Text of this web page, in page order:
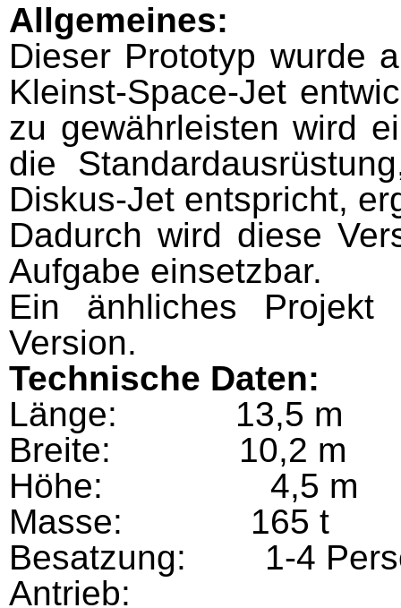
Allgemeines:
Dieser Prototyp wurde
Kleinst-Space-Jet
zu gewährleisten wird
die
Diskus-Jet entspricht,
Dadurch wird diese
Aufgabe einsetzbar.
Ein änhliches
Version.
Technische Daten:
Länge: 13,5 m
Breite: 10,2 m
Höhe: 4,5 m
Masse: 165 t
Besatzung: 1-4
Antrieb: 2 VHS-